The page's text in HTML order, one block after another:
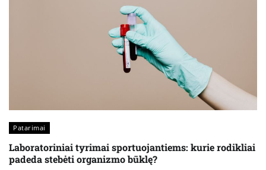
Patarimai
Laboratoriniai tyrimai sportuojantiems: kurie rodikliai
padeda stebėti organizmo būklę?